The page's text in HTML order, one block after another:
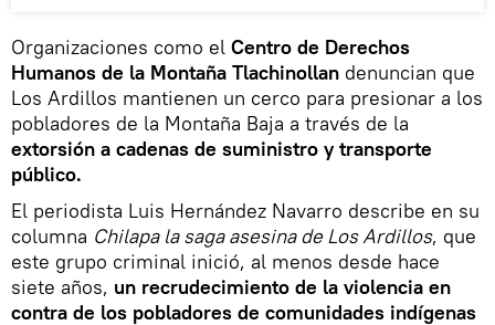
Organizaciones como el Centro de Derechos
Humanos de la Montaña Tlachinollan denuncian que
Los Ardillos mantienen un cerco para presionar a los
pobladores de la Montaña Baja a través de la
extorsión a cadenas de suministro y transporte
público.
El periodista Luis Hernández Navarro describe en su
columna Chilapa la saga asesina de Los Ardillos, que
este grupo criminal inició, al menos desde hace
siete años, un recrudecimiento de la violencia en
contra de los pobladores de comunidades indígenas